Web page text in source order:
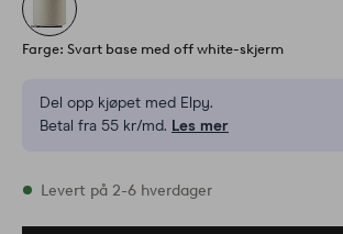
Farge: Svart base med off white-skjerm
Del opp kjøpet med Elpy.
Betal fra 55 kr/md. Les mer
På lager
Levert på 2-6 hverdager